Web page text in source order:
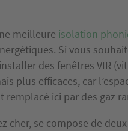
meilleure isolation
Si vous
des fenêtres VIR
plus efficaces, car
remplacé ici par des gaz
cher, se compose de deux